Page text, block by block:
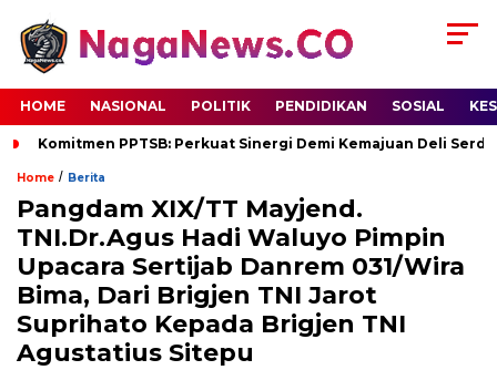
HOME NASIONAL POLITIK PENDIDIKAN SOSIAL
Komitmen PPTSB: Perkuat Sinergi Demi Kemajuan Deli
Home / Berita
Pangdam XIX/TT Mayjend.
TNI.Dr.Agus Hadi Waluyo Pimpin
Upacara Sertijab Danrem 031/Wira
Bima, Dari Brigjen TNI Jarot
Suprihato Kepada Brigjen TNI
Agustatius Sitepu